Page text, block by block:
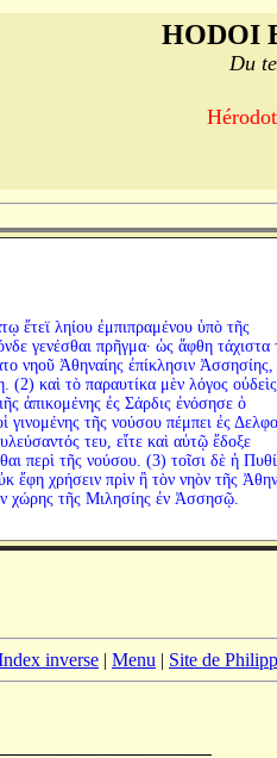
HODOI
Du
ἔτεϊ ληίου ἐμπιπραμένου ὑπὸ τῆς
γενέσθαι πρῆγμα· ὡς ἅφθη τάχιστα
νηοῦ Ἀθηναίης ἐπίκλησιν Ἀσσησίης,
(2) καὶ τὸ παραυτίκα μὲν λόγος οὐδεὶς
ἀπικομένης ἐς Σάρδις ἐνόσησε ὁ
γινομένης τῆς νούσου πέμπει ἐς
τευ, εἴτε καὶ αὐτῷ ἔδοξε
περὶ τῆς νούσου. (3) τοῖσι δὲ ἡ
ἔφη χρήσειν πρὶν ἢ τὸν νηὸν τῆς
χώρης τῆς Μιλησίης ἐν Ἀσσησῷ.
inverse | Menu | Site de